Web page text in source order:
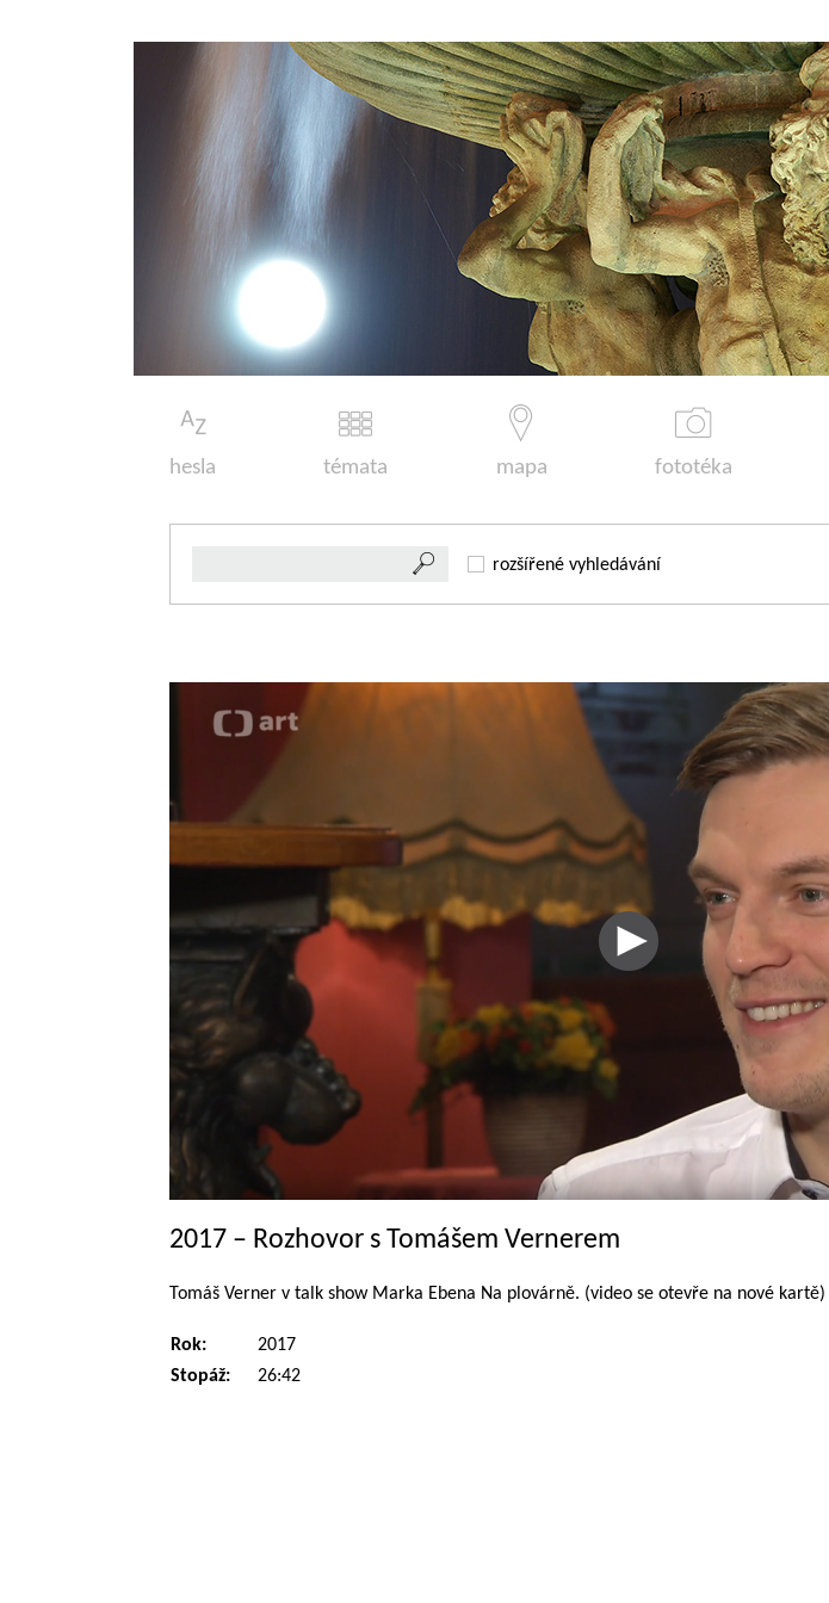
hesla témata mapa fototéka
rozšířené vyhledávání
2017 – Rozhovor s Tomášem Vernerem
Tomáš Verner v talk show Marka Ebena Na plovárně. (video se otevře na nové kartě)
Rok:
2017
Stopáž:
26:42